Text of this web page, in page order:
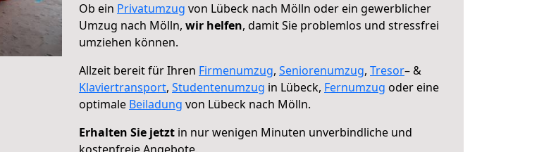
Ob ein Privatumzug von Lübeck nach Mölln oder ein gewerblicher
Umzug nach Mölln, wir helfen, damit Sie problemlos und stressfrei
umziehen können.
Allzeit bereit für Ihren Firmenumzug, Seniorenumzug, Tresor– &
Klaviertransport, Studentenumzug in Lübeck, Fernumzug oder eine
optimale Beiladung von Lübeck nach Mölln.
Erhalten Sie jetzt in nur wenigen Minuten unverbindliche und